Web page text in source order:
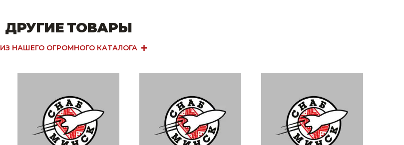
ДРУГИЕ ТОВАРЫ
ИЗ НАШЕГО ОГРОМНОГО КАТАЛОГА